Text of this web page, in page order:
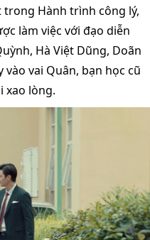
trong Hành trình công lý,
làm việc với đạo diễn
Hà Việt Dũng, Doãn
vai Quân, bạn học cũ
xao lòng.